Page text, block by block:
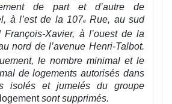
de part et d’autre de
à l’est de la 107eRue, au sud
François-Xavier, à l’ouest de la
nord de l’avenue Henri-Talbot.
le nombre minimal et le
de logements autorisés dans
isolés et jumelés du groupe
sont supprimés.